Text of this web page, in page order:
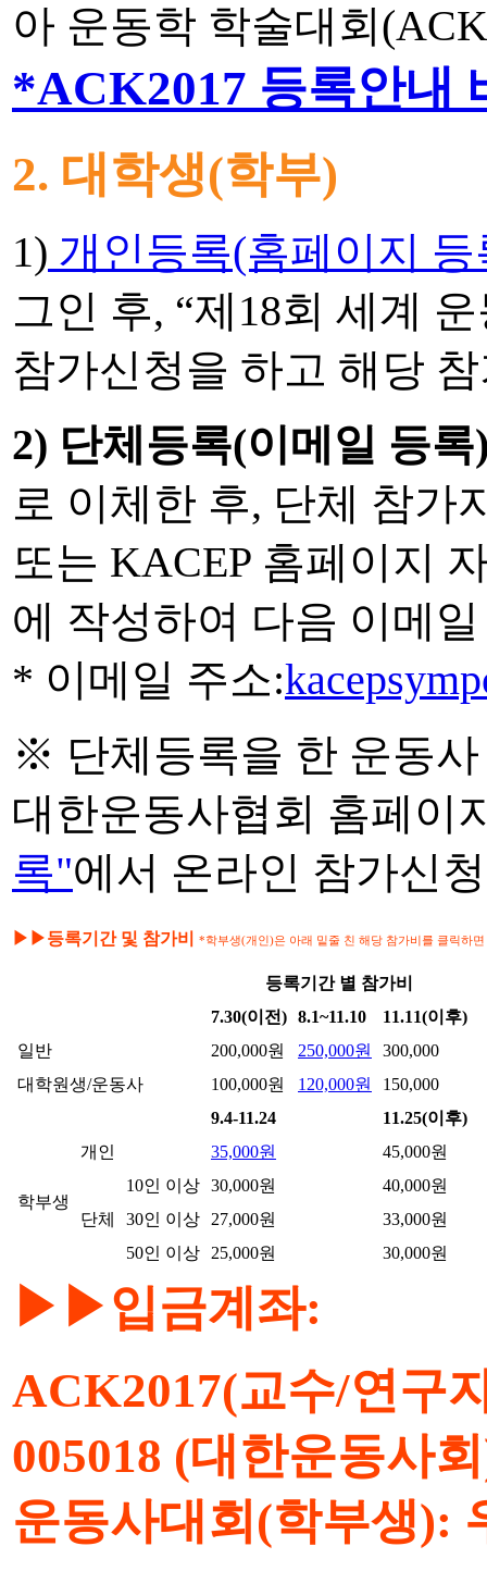
아 운동학 학술대회
*ACK2017 등록안내
2. 대학생(학부)
1) 개인등록(홈페이지 등
그인 후, “제18회 세계
참가신청을 하고 해당
2) 단체등록(이메일 등록
로 이체한 후, 단체 참가
또는 KACEP 홈페이지
에 작성하여 다음 이메
* 이메일 주소:
※ 단체등록을 한 운동
대한운동사협회 홈페이
록"에서 온라인 참가신
▶▶등록기간 및 참가비 *학부생(개인)은 아래 밑줄 친 해당 참가비를 클릭하
등록기간 별 참가비
7.30(이전) 8.1~11.10
11.11(이후)
일반
200,000원 250,000원
300,000
대학원생/운동사
100,000원 120,000원
150,000
9.4-11.24
11.25(이후)
학부생
개인 35,000원 45,000원
단체
10인 이상 30,000원
40,000원
30인 이상
27,000원
33,000원
50인 이상
25,000원 30,000원
▶▶입금계좌:
ACK2017(교수/연구
005018 (대한운동사
운동사대회(학부생):